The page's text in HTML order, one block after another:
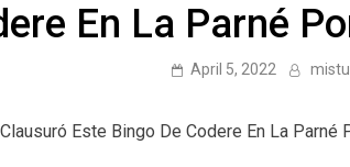
En La Parné
April 5, 2022
Este Bingo De Codere En La Parné